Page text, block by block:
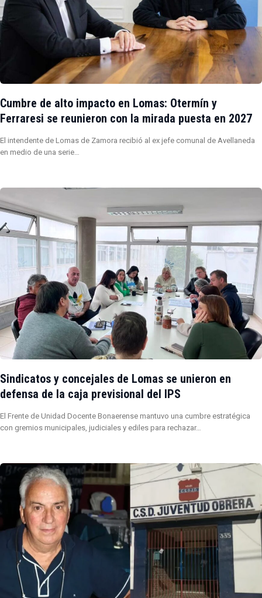
Cumbre de alto impacto en Lomas: Otermín y
Ferraresi se reunieron con la mirada puesta en 2027
El intendente de Lomas de Zamora recibió al ex jefe comunal de Avellaneda
en medio de una serie…
Sindicatos y concejales de Lomas se unieron en
defensa de la caja previsional del IPS
El Frente de Unidad Docente Bonaerense mantuvo una cumbre estratégica
con gremios municipales, judiciales y ediles para rechazar…